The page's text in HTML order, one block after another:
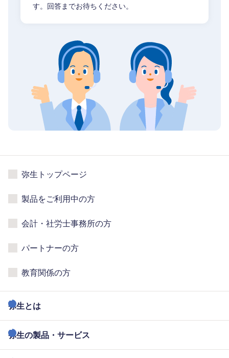
す。回答までお待ちください。
弥生トップページ
製品をご利用中の方
会計・社労士事務所の方
パートナーの方
教育関係の方
弥生とは
弥生の製品・サービス